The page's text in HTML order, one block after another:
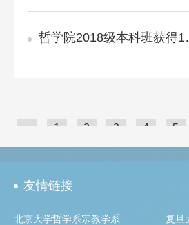
哲学院2018级本科班获得19-20学年度校“十佳班集体”称号
« 1 2 3 4 5
9
10 » 转到
友情链接
北京大学哲学系宗教学系 复旦